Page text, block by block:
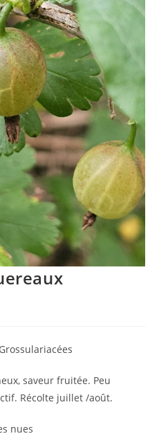
Grossulariacées
saveur fruitée. Peu
Récolte juillet /août.
nues